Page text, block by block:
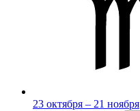
23 октября – 21 ноября